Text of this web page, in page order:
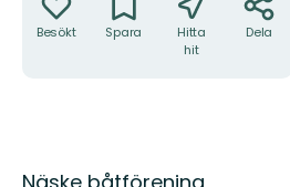
Besökt Spara
Hitta
hit
Dela
Beskrivning